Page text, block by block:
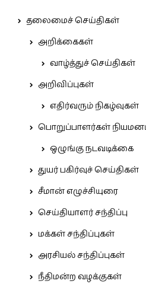
தலைமைச் செய்திகள்
அறிக்கைகள்
வாழ்த்துச் செய்திகள்
அறிவிப்புகள்
எதிர்வரும் நிகழ்வுகள்
பொறுப்பாளர்கள்
ஒழுங்கு நடவடிக்கை
துயர் பகிர்வுச் செய்திகள்
சீமான் எழுச்சியுரை
செய்தியாளர் சந்திப்பு
மக்கள் சந்திப்புகள்
அரசியல் சந்திப்புகள்
நீதிமன்ற வழக்குகள்